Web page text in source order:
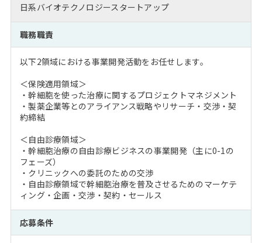
MBA留学生数の推移
MBAを生かす求人特集
年齢と年収の相関図
外資系／面接攻略のコツ
キャリアに効く一冊
注目企業インタビュー
プロ経営者の特別セミナー
Career Talk Live
MBA NETWORKING
パブリシティ
ニュースリリース
日系バイオテクノロジースタートアップ
職務職責
以下2領域における事業開発活動をお任せします。
＜保険適用領域＞
・幹細胞を使った治療に関するプロジェクトマネジメント
・製薬企業等とのアライアンス戦略やリサーチ・交渉・契
約締結
＜自由診療領域＞
・幹細胞治療の自由診療ビジネスの事業開発（主に0-1の
フェーズ）
・クリニックへの委託のための交渉
・自由診療領域で幹細胞治療を普及させるためのマーケテ
ィング・企画・交渉・契約・セールス
応募条件